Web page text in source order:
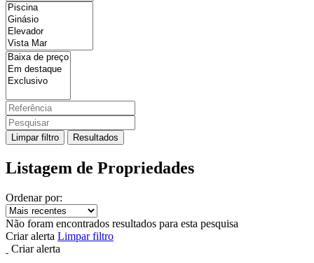
Limpar filtro Resultados
Listagem de Propriedades
Ordenar por:
Não foram encontrados resultados para esta pesquisa
Criar alerta Limpar filtro
Criar alerta